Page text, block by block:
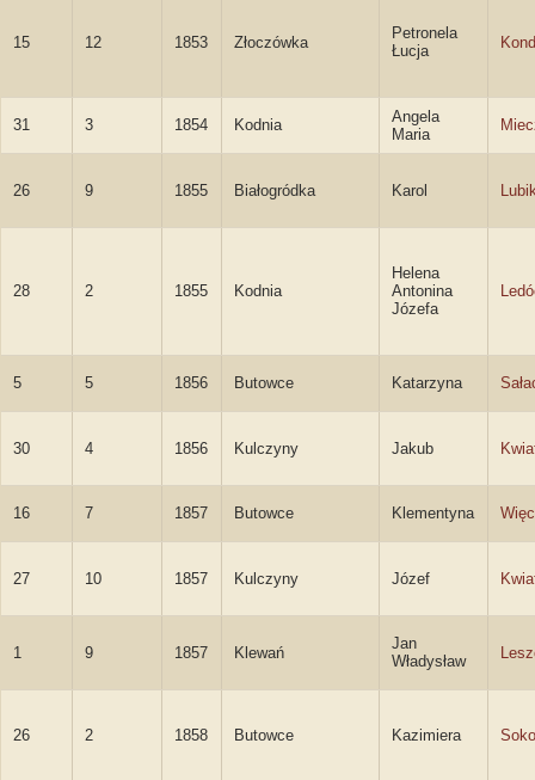
15 12 1853 Złoczówka
Petronela
Łucja
31 3 1854 Kodnia
Angela
Maria
26 9 1855 Białogródka Karol
28 2 1855 Kodnia
Helena
Antonina
Józefa
5 5 1856 Butowce Katarzyna
30 4 1856 Kulczyny Jakub
16 7 1857 Butowce Klementyna
27 10 1857 Kulczyny Józef
1 9 1857 Klewań
Jan
Władysław
26 2 1858 Butowce Kazimiera